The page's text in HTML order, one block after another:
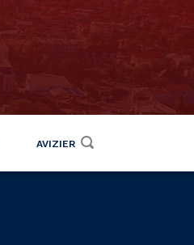
AVIZIER